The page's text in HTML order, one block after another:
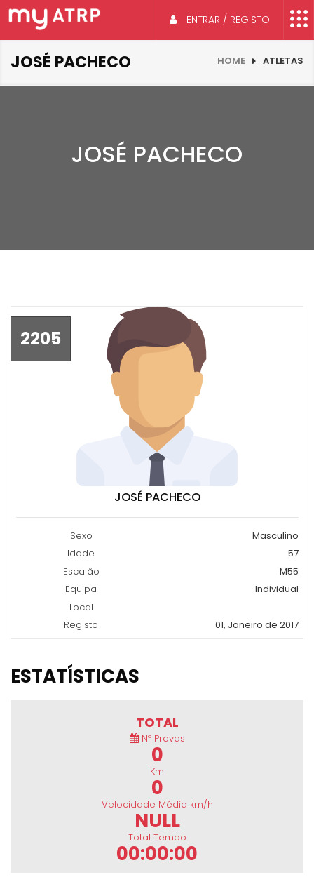
ENTRAR / REGISTO
JOSÉ PACHECO HOME ATLETAS
JOSÉ PACHECO
2205
JOSÉ PACHECO
Sexo
Masculino
Idade
57
Escalão
M55
Equipa
Individual
Local
Registo
01, Janeiro de 2017
ESTATÍSTICAS
TOTAL
Nº Provas
0
Km
0
Velocidade Média km/h
NULL
Total Tempo
00:00:00